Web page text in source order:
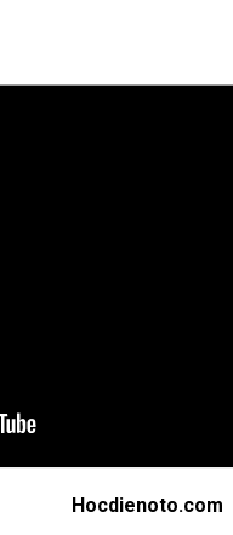
Hocdienoto.com